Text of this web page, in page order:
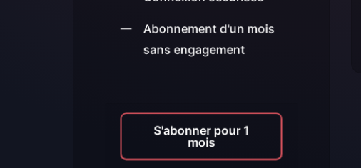
Abonnement d'un mois
sans engagement
S'abonner pour 1
mois